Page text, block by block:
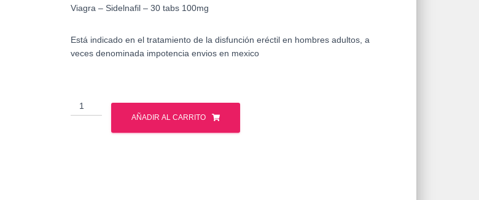
Viagra – Sidelnafil – 30 tabs 100mg
Está indicado en el tratamiento de la disfunción eréctil en hombres adultos, a
veces denominada impotencia envios en mexico
Viagra
-
AÑADIR AL CARRITO